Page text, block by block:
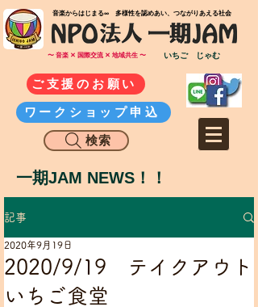
​音楽からはじまる∞ 多様性を認めあい、つながりあえる社会
〜 音楽 ✕ 国際交流 ✕ 地域共生 〜 いちご じゃむ
ご支援のお願い
ワークショップ申込
検索
一期JAM NEWS！！
記事
2020/9/19 テイクアウト
いちご食堂
2020年9月19日